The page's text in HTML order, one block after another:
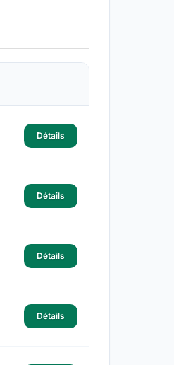
Détails
Détails
Détails
Détails